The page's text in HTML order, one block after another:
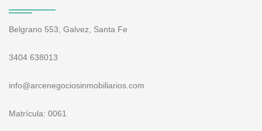
Belgrano 553, Galvez, Santa Fe
3404 638013
info@arcenegociosinmobiliarios.com
Matrícula: 0061